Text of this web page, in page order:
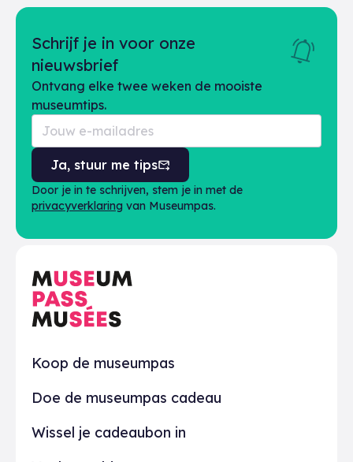
Praktisch
Koop de museumpas
Doe de museumpas cadeau
Wissel je cadeaubon in
Schrijf je in voor onze
nieuwsbrief
Ontvang elke twee weken de mooiste
museumtips.
Ja, stuur me tips
Door je in te schrijven, stem je in met de
privacyverklaring van Museumpas.